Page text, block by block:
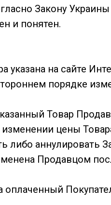
Закону
и понятен.
на сайте
порядке
Товар
цены
либо аннулировать
Продавцом